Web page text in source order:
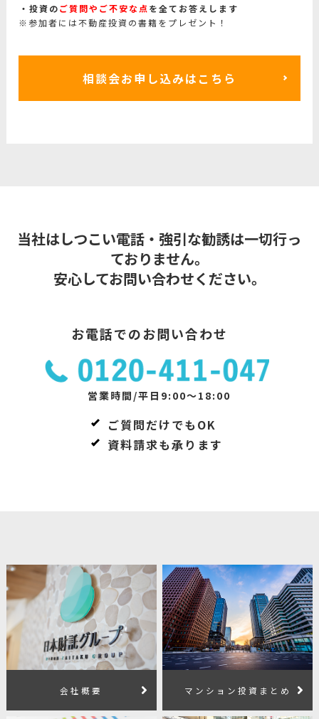
投資のご質問やご不安な点 を全てお答えします
※参加者には不動産投資の書籍をプレゼント！
相談会お申し込みはこちら
当社はしつこい電話・強引な勧誘は一切行っ
ておりません。
安心してお問い合わせください。
お電話でのお問い合わせ
営業時間/平日9:00～18:00
ご質問だけでもOK
資料請求も承ります
会社概要 マンション投資まとめ